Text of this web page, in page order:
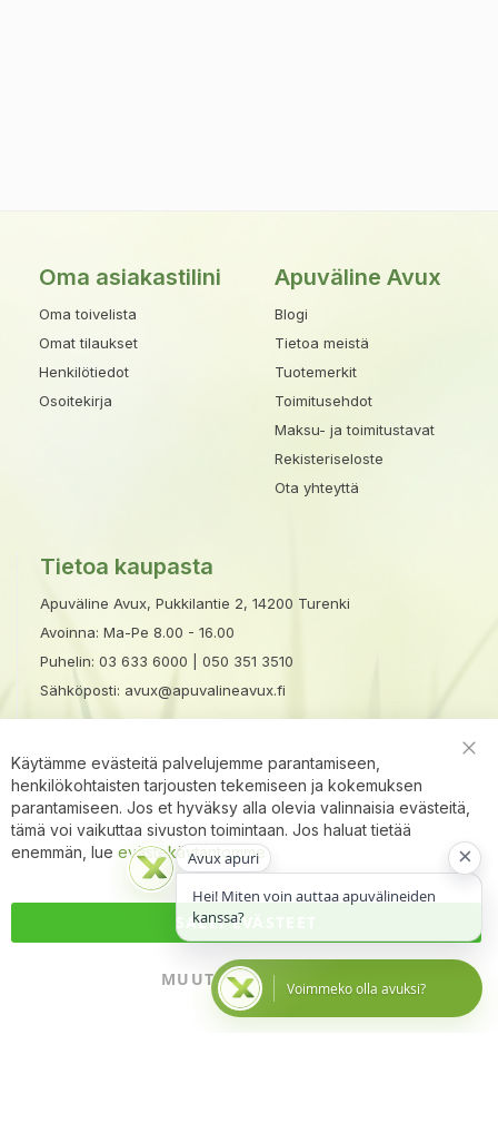
Oma asiakastilini
Oma toivelista
Omat tilaukset
Henkilötiedot
Osoitekirja
Apuväline Avux
Blogi
Tietoa meistä
Tuotemerkit
Toimitusehdot
Maksu- ja toimitustavat
Rekisteriseloste
Ota yhteyttä
Tietoa kaupasta
Apuväline Avux, Pukkilantie 2, 14200 Turenki
Avoinna: Ma-Pe 8.00 - 16.00
Puhelin: 03 633 6000
050 351 3510
Sähköposti: avux@apuvalineavux.fi
Avux apuri
Hei! Miten voin auttaa apuvälineiden
kanssa?
×
Voimmeko olla avuksi?
Käytämme evästeitä palvelujemme parantamiseen,
henkilökohtaisten tarjousten tekemiseen ja kokemuksen
parantamiseen. Jos et hyväksy alla olevia valinnaisia evästeitä,
tämä voi vaikuttaa sivuston toimintaan. Jos haluat tietää
enemmän, lue evästekäytäntömme
SALLI EVÄSTEET
MUUTA ASETUKSIA